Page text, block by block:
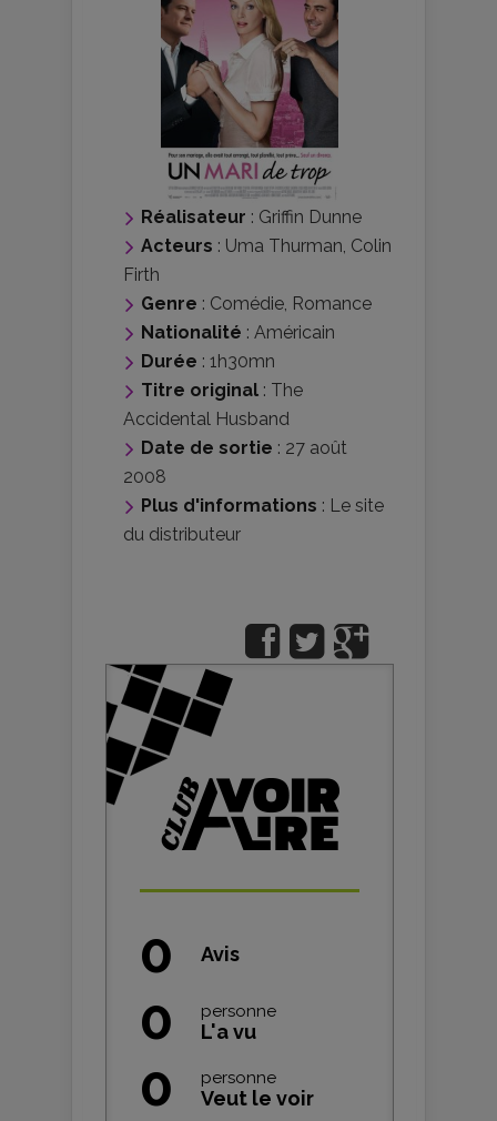
Réalisateur : Griffin Dunne
Acteurs : Uma Thurman, Colin
Firth
Genre : Comédie, Romance
Nationalité : Américain
Durée : 1h30mn
Titre original : The
Accidental Husband
Date de sortie : 27 août
2008
Plus d'informations : Le site
du distributeur
0 Avis
0 personne
L'a vu
0 personne
Veut le voir